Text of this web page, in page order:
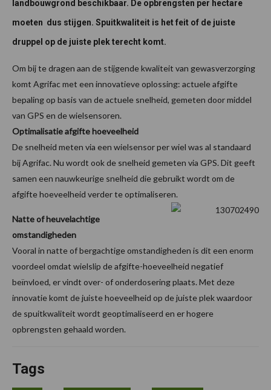
landbouwgrond beschikbaar. De opbrengsten per hectare
moeten dus stijgen. Spuitkwaliteit is het feit of de juiste
druppel op de juiste plek terecht komt.
Om bij te dragen aan de stijgende kwaliteit van gewasverzorging
komt Agrifac met een innovatieve oplossing: actuele afgifte
bepaling op basis van de actuele snelheid, gemeten door middel
van GPS en de wielsensoren.
Optimalisatie afgifte hoeveelheid
De snelheid meten via een wielsensor per wiel was al standaard
bij Agrifac. Nu wordt ook de snelheid gemeten via GPS. Dit geeft
samen een nauwkeurige snelheid die gebruikt wordt om de
afgifte hoeveelheid verder te optimaliseren.
Natte of heuvelachtige
omstandigheden
Vooral in natte of bergachtige omstandigheden is dit een enorm
voordeel omdat wielslip de afgifte-hoeveelheid negatief
beïnvloed, er vindt over- of onderdosering plaats. Met deze
innovatie komt de juiste hoeveelheid op de juiste plek waardoor
de spuitkwaliteit wordt geoptimaliseerd en er hogere
opbrengsten gehaald worden.
Tags